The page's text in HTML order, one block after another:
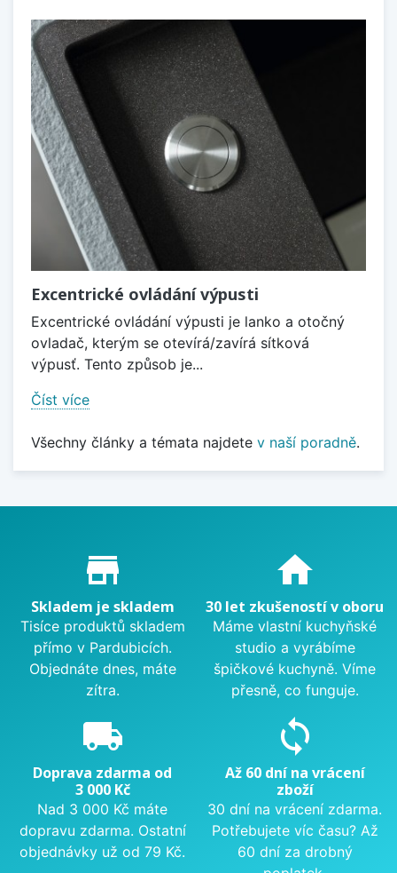
Excentrické ovládání výpusti
Excentrické ovládání výpusti je lanko a otočný
ovladač, kterým se otevírá/zavírá sítková
výpusť. Tento způsob je...
Číst více
Všechny články a témata najdete v naší poradně.
Proč nakupovat u nás?
store_mall_directory
Skladem je skladem
Tisíce produktů skladem
přímo v Pardubicích.
Objednáte dnes, máte
zítra.
home
30 let zkušeností v oboru
Máme vlastní kuchyňské
studio a vyrábíme
špičkové kuchyně. Víme
přesně, co funguje.
local_shipping
Doprava zdarma od
3 000 Kč
Nad 3 000 Kč máte
dopravu zdarma. Ostatní
objednávky už od 79 Kč.
sync
Až 60 dní na vrácení
zboží
30 dní na vrácení zdarma.
Potřebujete víc času? Až
60 dní za drobný